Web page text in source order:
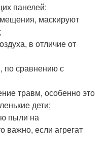
панелей:
маскируют
в отличие от
по сравнению с
травм, особенно это
дети;
пыли на
важно, если агрегат